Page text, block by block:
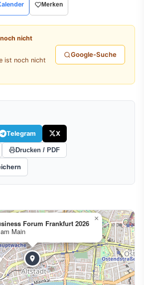
Merken
nicht
ist noch nicht
Google-Suche
Telegram X
Drucken / PDF
Forum Frankfurt 2026
Main
×